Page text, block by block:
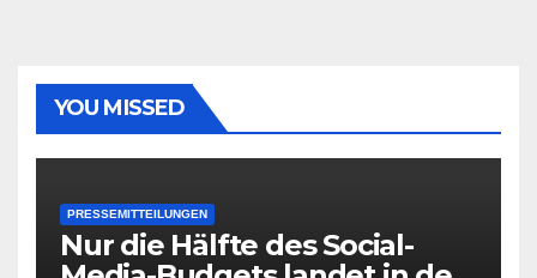
YOU MISSED
PRESSEMITTEILUNGEN
Nur die Hälfte des Social-